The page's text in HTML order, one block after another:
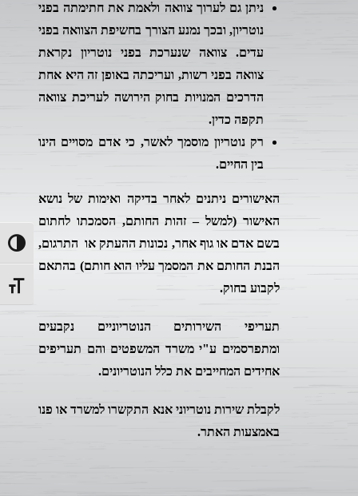
size
ניתן גם לערוך צוואה ולאמת את חתימתה בפני
נוטריון, ובכך נמנע הצורך בחשיפת הצוואה בפני
עדים. צוואה שנערכת בפני נוטריון נקראת
צוואה בפני רשות, ועריכתה באופן זה היא אחת
הדרכים המנויות בחוק הירושה לעריכת צוואה
תקפה כדין.
רק נוטריון מוסמך לאשר, כי אדם מסויים הינו
בין החיים.
האישורים ניתנים לאחר בדיקה ואימות של נושא
האישור (למשל – זהות החותם, הסמכתו לחתום
בשם אדם או גוף אחר, נכונות ההעתק או התרגום,
הבנת החותם את המסמך עליו הוא חותם) בהתאם
לקבוע בחוק.
תעריפי השירותים הנוטריוניים נקבעים
ומתפרסמים ע"י משרד המשפטים והם תעריפים
אחידים המחייבים את כלל הנוטריונים.
לקבלת שירות נוטריוני אנא התקשרו למשרד או פנו
באמצעות האתר.